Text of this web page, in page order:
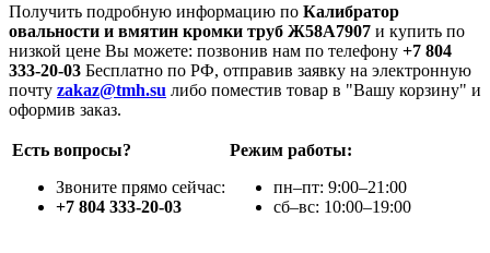
Получить подробную информацию по Калибратор
овальности и вмятин кромки труб Ж58А7907 и купить по
низкой цене Вы можете: позвонив нам по телефону +7 804
333-20-03 Бесплатно по РФ, отправив заявку на электронную
почту zakaz@tmh.su либо поместив товар в "Вашу корзину" и
оформив заказ.
Есть вопросы?
Звоните прямо сейчас:
+7 804 333-20-03
Режим работы:
пн–пт: 9:00–21:00
сб–вс: 10:00–19:00